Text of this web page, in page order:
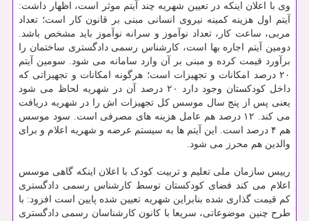
وی با اعلان اینکه در تعیین شهریه چند آیتم موثر است، اظهار داشت:
آیتم اول هزینه کمینه نیروی انسانی مبنی بر قانون کار است؛ تعداد
مربی، ساعت کار، تعداد نوآموز و سرانه نوآموز باید مشخص باشد.
دومین آیتم اجاره بها است، کارشناس رسمی دادگستری ساختمان را
برآورد قیمت کرده و مبنی بر آن وارد سامانه می شود. سومین آیتم
۲۰ درصد امکانات و تجهیزات است؛ هرگونه امکانات و تجهیزاتی که
داخل کودکستان وجود دارد ۲۰ درصد آن در شهریه لحاظ می شود
یعنی پس از پنج سال موسس کل تجهیزات اش را در شهریه دریافت
می کند. ۱۲ درصد هم عامل هزینه های مصرفی است. سود موسس
هم ۴ درصد است. این آیتم ها به سیستم عرضه و شهریه اعلام و برای
والدین هم محرز می شود.
رییس سازمان ملی تعلیم و تربیت کودک با اعلان اینکه گاهی موسس
اعلام می کند فضای کودکستان توسط کارشناس رسمی دادگستری
کم قیمت گذاری شده بنابراین شهریه تعیین شده پایین است افزود: با
طرح چنین موضوعاتی، سریعا با کانون کارشناسان رسمی دادگستری